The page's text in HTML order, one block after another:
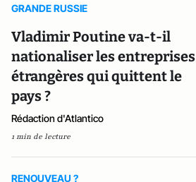
GRANDE RUSSIE
Vladimir Poutine va-t-il
nationaliser les entreprises
étrangères qui quittent le
pays ?
Rédaction d'Atlantico
1 min de lecture
RENOUVEAU ?